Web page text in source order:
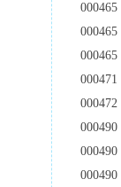
000465
000465
000465
000471
000472
000490
000490
000490